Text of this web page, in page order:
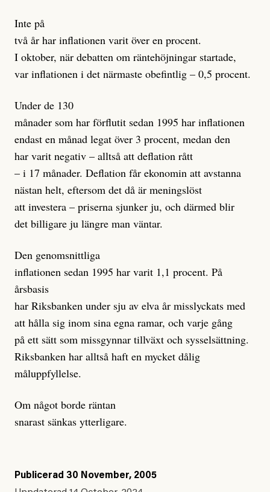
Inte på
två år har inflationen varit över en procent.
I oktober, när debatten om räntehöjningar startade,
var inflationen i det närmaste obefintlig – 0,5 procent.
Under de 130
månader som har förflutit sedan 1995 har inflationen
endast en månad legat över 3 procent, medan den
har varit negativ – alltså att deflation rått
– i 17 månader. Deflation får ekonomin att avstanna
nästan helt, eftersom det då är meningslöst
att investera – priserna sjunker ju, och därmed blir
det billigare ju längre man väntar.
Den genomsnittliga
inflationen sedan 1995 har varit 1,1 procent. På
årsbasis
har Riksbanken under sju av elva år misslyckats med
att hålla sig inom sina egna ramar, och varje gång
på ett sätt som missgynnar tillväxt och sysselsättning.
Riksbanken har alltså haft en mycket dålig
måluppfyllelse.
Om något borde räntan
snarast sänkas ytterligare.
Publicerad 30 November, 2005